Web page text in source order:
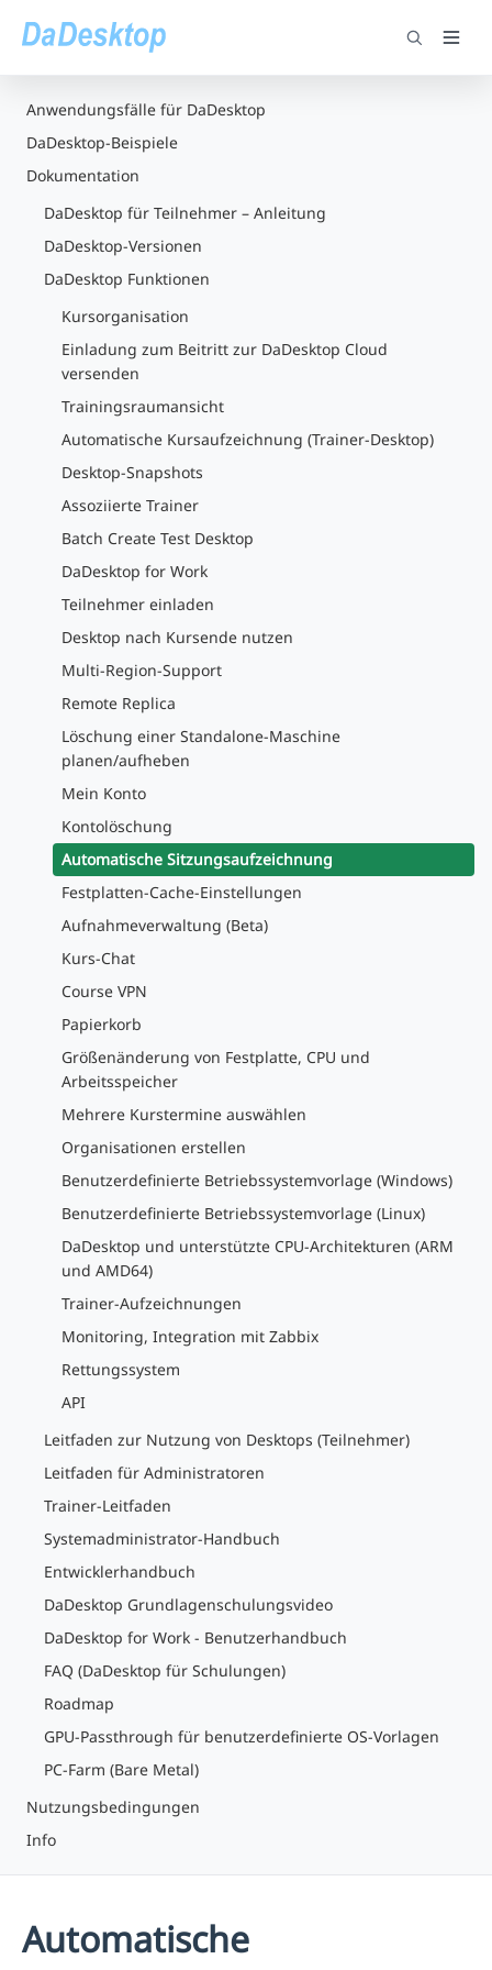
Anwendungsfälle für DaDesktop
DaDesktop-Beispiele
Dokumentation
DaDesktop für Teilnehmer – Anleitung
DaDesktop-Versionen
DaDesktop Funktionen
Kursorganisation
Einladung zum Beitritt zur DaDesktop Cloud
versenden
Trainingsraumansicht
Automatische Kursaufzeichnung (Trainer-Desktop)
Desktop-Snapshots
Assoziierte Trainer
Batch Create Test Desktop
DaDesktop for Work
Teilnehmer einladen
Desktop nach Kursende nutzen
Multi-Region-Support
Remote Replica
Löschung einer Standalone-Maschine
planen/aufheben
Mein Konto
Kontolöschung
Automatische Sitzungsaufzeichnung
Festplatten-Cache-Einstellungen
Aufnahmeverwaltung (Beta)
Kurs-Chat
Course VPN
Papierkorb
Größenänderung von Festplatte, CPU und
Arbeitsspeicher
Mehrere Kurstermine auswählen
Organisationen erstellen
Benutzerdefinierte Betriebssystemvorlage (Windows)
Benutzerdefinierte Betriebssystemvorlage (Linux)
DaDesktop und unterstützte CPU-Architekturen (ARM
und AMD64)
Trainer-Aufzeichnungen
Monitoring, Integration mit Zabbix
Rettungssystem
API
Leitfaden zur Nutzung von Desktops (Teilnehmer)
Leitfaden für Administratoren
Trainer-Leitfaden
Systemadministrator-Handbuch
Entwicklerhandbuch
DaDesktop Grundlagenschulungsvideo
DaDesktop for Work - Benutzerhandbuch
FAQ (DaDesktop für Schulungen)
Roadmap
GPU-Passthrough für benutzerdefinierte OS-Vorlagen
PC-Farm (Bare Metal)
Nutzungsbedingungen
Info
Automatische